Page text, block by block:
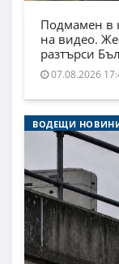
Подмамен в
на видео.
разтърси
07.08.2026
ВОДЕЩИ